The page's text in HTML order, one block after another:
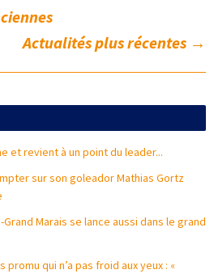
Actualités plus récentes →
et revient à un point du leader...
sur son goleador Mathias Gortz
Grand Marais se lance aussi dans le grand
promu qui n’a pas froid aux yeux : «